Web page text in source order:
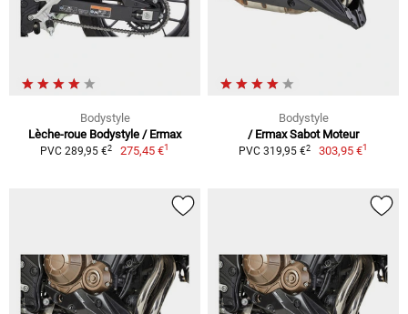
Bodystyle
Lèche-roue Bodystyle / Ermax
PVC 289,95 €2 275,45 €1
Bodystyle
/ Ermax Sabot Moteur
PVC 319,95 €2 303,95 €1